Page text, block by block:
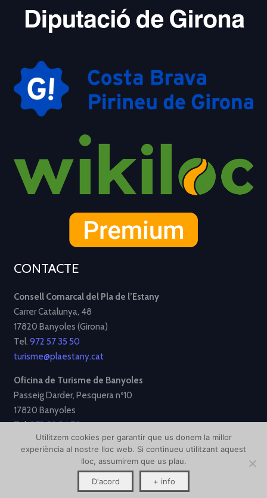
CONTACTE
Consell Comarcal del Pla de l’Estany
Carrer Catalunya, 48
17820 Banyoles (Girona)
Tel. 972 57 35 50
turisme@plaestany.cat
Oficina de Turisme de Banyoles
Passeig Darder, Pesquera nº10
17820 Banyoles
Tel.972 58 34 70
turisme@ajbanyoles.org
[Política de Privacitat][Política de Cookies]
Disseny i desenvolupament perCreative Corner
Utilitzem cookies per garantir que us donem la millor
experiència al nostre lloc web. Si continueu utilitzant aquest
lloc, assumirem que us plau.
D'acord + info